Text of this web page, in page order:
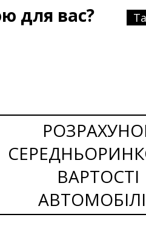
для вас?
ВАРТОСТІ